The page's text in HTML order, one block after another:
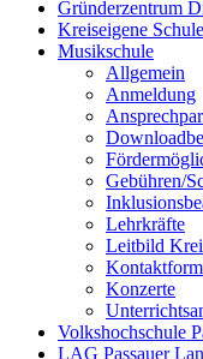
Gründerzentrum
Kreiseigene
Musikschule
Allgemein
Anmeldung
Gebühren/
Lehrkräfte
Leitbild
Konzerte
Volkshochschule
LAG Passauer